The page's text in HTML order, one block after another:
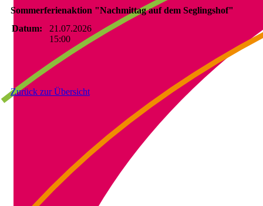
Sommerferienaktion "Nachmittag auf dem Seglingshof"
Datum:
21.07.2026
15:00
Zurück zur Übersicht